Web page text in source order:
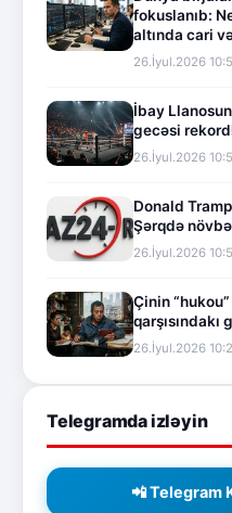
fokuslanıb:
altında cari
26.İyul.2026
İbay
gecəsi
26.İyul.2026
Donald
Şərqdə
26.İyul.2026
Çinin
qarşısındakı
26.İyul.2026
Telegramda izləyin
📲 Telegram